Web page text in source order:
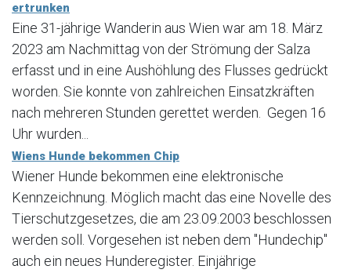
ertrunken
Eine 31-jährige Wanderin aus Wien war am 18. März
2023 am Nachmittag von der Strömung der Salza
erfasst und in eine Aushöhlung des Flusses gedrückt
worden. Sie konnte von zahlreichen Einsatzkräften
nach mehreren Stunden gerettet werden. Gegen 16
Uhr wurden...
Wiens Hunde bekommen Chip
Wiener Hunde bekommen eine elektronische
Kennzeichnung. Möglich macht das eine Novelle des
Tierschutzgesetzes, die am 23.09.2003 beschlossen
werden soll. Vorgesehen ist neben dem "Hundechip"
auch ein neues Hunderegister. Einjährige